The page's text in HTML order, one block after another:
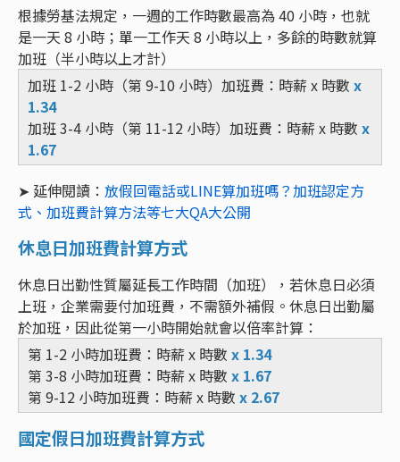
根據勞基法規定，一週的工作時數最高為 40 小時，也就
是一天 8 小時；單一工作天 8 小時以上，多餘的時數就算
加班（半小時以上才計）
加班 1-2 小時（第 9-10 小時）加班費：時薪 x 時數 x
1.34
加班 3-4 小時（第 11-12 小時）加班費：時薪 x 時數 x
1.67
➤ 延伸閱讀： 放假回電話或LINE算加班嗎？加班認定方
式、加班費計算方法等七大QA大公開
休息日加班費計算方式
休息日出勤性質屬延長工作時間（加班），若休息日必須
上班，企業需要付加班費，不需額外補假。休息日出勤屬
於加班，因此從第一小時開始就會以倍率計算：
第 1-2 小時加班費：時薪 x 時數 x 1.34
第 3-8 小時加班費：時薪 x 時數 x 1.67
第 9-12 小時加班費：時薪 x 時數 x 2.67
國定假日加班費計算方式